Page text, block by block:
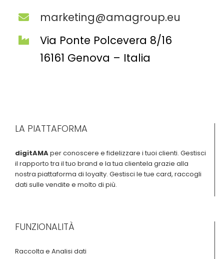
marketing@amagroup.eu
Via Ponte Polcevera 8/16
16161 Genova – Italia
LA PIATTAFORMA
digitAMAper conoscere e fidelizzare i tuoi clienti. Gestisci
il rapporto tra il tuo brand e la tua clientela grazie alla
nostra piattaforma di loyalty. Gestisci le tue card, raccogli
dati sulle vendite e molto di più.
FUNZIONALITÀ
Raccolta e Analisi dati